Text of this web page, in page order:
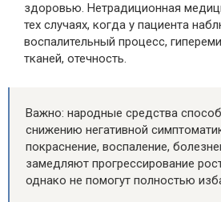
здоровью. Нетрадиционная
тех случаях, когда у пациента
воспалительный процесс,
тканей, отечность.
Важно: народные средства
снижению негативной
покраснение, воспаление,
замедляют прогрессирование
однако не помогут полностью